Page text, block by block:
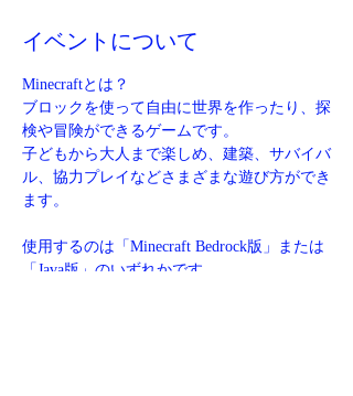
イベントについて
Minecraftとは？
ブロックを使って自由に世界を作ったり、探
検や冒険ができるゲームです。
子どもから大人まで楽しめ、建築、サバイバ
ル、協力プレイなどさまざまな遊び方ができ
ます。
使用するのは「Minecraft Bedrock版」または
「Java版」のいずれかです。